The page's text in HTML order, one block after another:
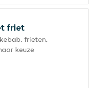
friet
frieten,
keuze